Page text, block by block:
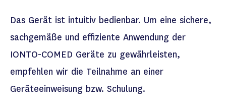
Das Gerät ist intuitiv bedienbar. Um eine sichere,
sachgemäße und effiziente Anwendung der
IONTO-COMED Geräte zu gewährleisten,
empfehlen wir die Teilnahme an einer
Geräteeinweisung bzw. Schulung.